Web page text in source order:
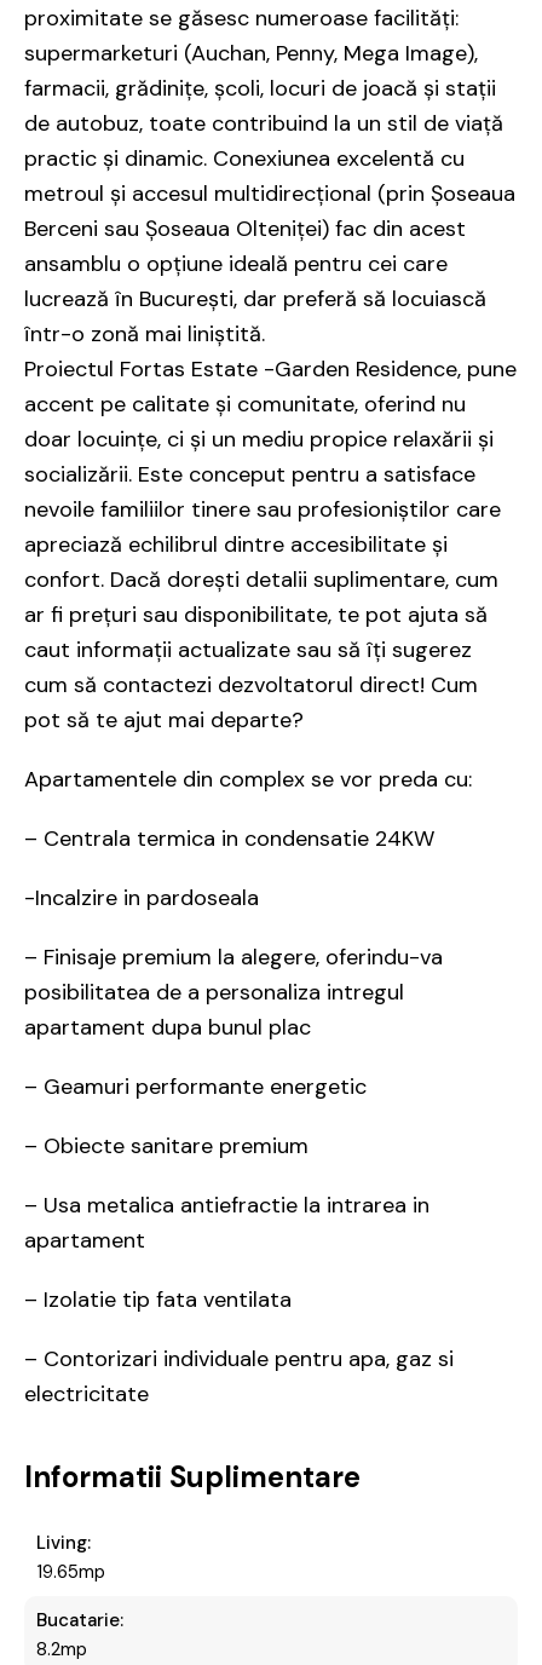
proximitate se găsesc numeroase facilități:
supermarketuri (Auchan, Penny, Mega Image),
farmacii, grădinițe, școli, locuri de joacă și stații
de autobuz, toate contribuind la un stil de viață
practic și dinamic. Conexiunea excelentă cu
metroul și accesul multidirecțional (prin Șoseaua
Berceni sau Șoseaua Olteniței) fac din acest
ansamblu o opțiune ideală pentru cei care
lucrează în București, dar preferă să locuiască
într-o zonă mai liniștită.
Proiectul Fortas Estate -Garden Residence, pune
accent pe calitate și comunitate, oferind nu
doar locuințe, ci și un mediu propice relaxării și
socializării. Este conceput pentru a satisface
nevoile familiilor tinere sau profesioniștilor care
apreciază echilibrul dintre accesibilitate și
confort. Dacă dorești detalii suplimentare, cum
ar fi prețuri sau disponibilitate, te pot ajuta să
caut informații actualizate sau să îți sugerez
cum să contactezi dezvoltatorul direct! Cum
pot să te ajut mai departe?
Apartamentele din complex se vor preda cu:
– Centrala termica in condensatie 24KW
-Incalzire in pardoseala
– Finisaje premium la alegere, oferindu-va
posibilitatea de a personaliza intregul
apartament dupa bunul plac
– Geamuri performante energetic
– Obiecte sanitare premium
– Usa metalica antiefractie la intrarea in
apartament
– Izolatie tip fata ventilata
– Contorizari individuale pentru apa, gaz si
electricitate
Informatii Suplimentare
Living:
19.65mp
Bucatarie:
8.2mp